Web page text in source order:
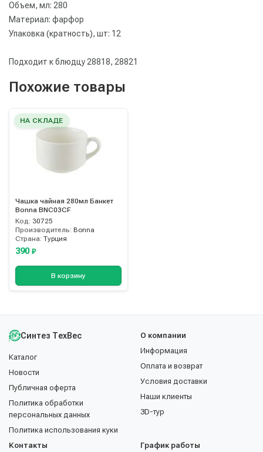
Объем, мл: 280
Материал: фарфор
Упаковка (кратность), шт: 12
Подходит к блюдцу 28818, 28821
Похожие товары
НА СКЛАДЕ
Чашка чайная 280мл Банкет
Bonna BNC03CF
Код: 30725
Производитель: Bonna
Страна: Турция
390 ₽
В корзину
Синтез ТехВес
Каталог
Новости
Публичная оферта
Политика обработки
персональных данных
Политика использования куки
О компании
Информация
Оплата и возврат
Условия доставки
Наши клиенты
3D-тур
Контакты График работы